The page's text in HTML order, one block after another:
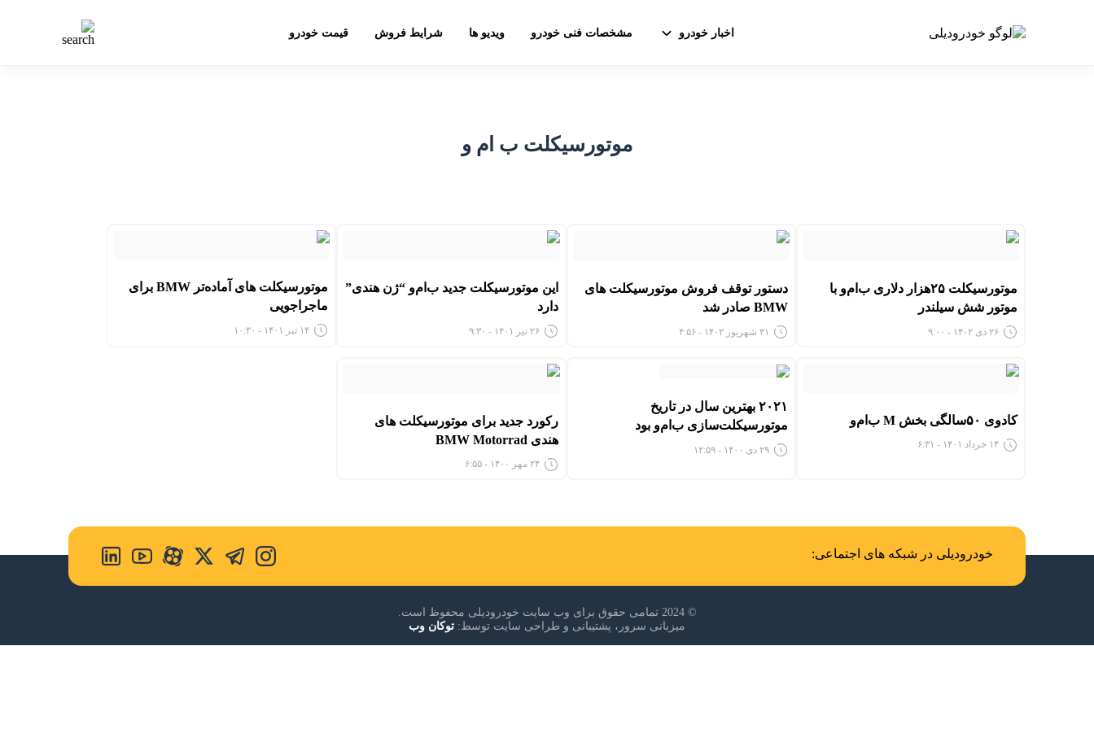
اخبار خودرو مشخصات فنی خودرو ویدیو ها شرایط فروش قیمت خودرو
موتورسیکلت ب ام و
موتورسیکلت ۲۵هزار دلاری ب‌ام‌و با
موتور شش سیلندر
۲۶ دی ۱۴۰۲ - ۹:۰۰
دستور توقف فروش موتورسیکلت های
BMW صادر شد
۳۱ شهریور ۱۴۰۲ - ۴:۵۶
این موتورسیکلت جدید ب‌ام‌و “ژن هندی”
دارد
۲۶ تیر ۱۴۰۱ - ۹:۳۰
موتورسیکلت های آماده‌تر BMW برای
ماجراجویی
۱۴ تیر ۱۴۰۱ - ۱۰:۳۰
کادوی ۵۰سالگی بخش M ب‌ام‌و
۱۴ خرداد ۱۴۰۱ - ۶:۳۱
۲۰۲۱ بهترین سال در تاریخ
موتورسیکلت‌سازی ب‌ام‌و بود
۲۹ دی ۱۴۰۰ - ۱۲:۵۹
رکورد جدید برای موتورسیکلت های
هندی BMW Motorrad
۲۴ مهر ۱۴۰۰ - ۶:۵۵
خودرودیلی در شبکه های اجتماعی:
© 2024 تمامی حقوق برای وب سایت خودرودیلی محفوظ است.
میزبانی سرور، پشتیبانی و طراحی سایت توسط: توکان وب